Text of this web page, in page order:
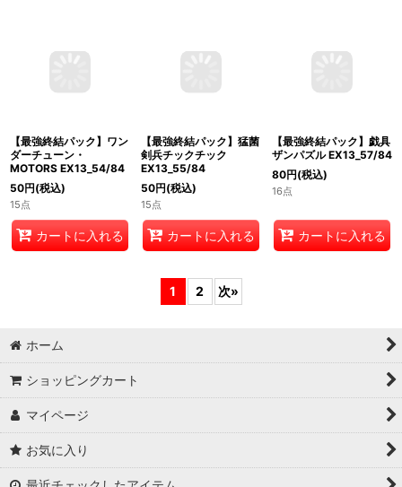
【最強終結パック】ワン
ダーチューン・
MOTORS EX13_54/84
50円(税込)
15点
【最強終結パック】猛菌
剣兵チックチック
EX13_55/84
50円(税込)
15点
カートに入れる
【最強終結パック】戯具
ザンパズル EX13_57/84
80円(税込)
16点
ホーム
ショッピングカート
マイページ